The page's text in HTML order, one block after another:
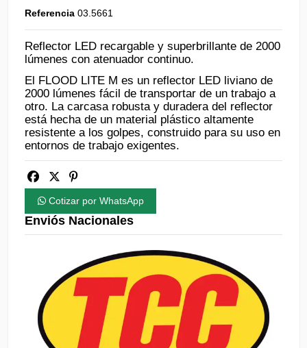
Referencia 03.5661
Reflector LED recargable y superbrillante de 2000
lúmenes con atenuador continuo.
El FLOOD LITE M es un reflector LED liviano de
2000 lúmenes fácil de transportar de un trabajo a
otro. La carcasa robusta y duradera del reflector
está hecha de un material plástico altamente
resistente a los golpes, construido para su uso en
entornos de trabajo exigentes.
Cotizar por WhatsApp
Enviós Nacionales